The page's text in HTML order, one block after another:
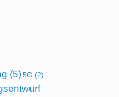
(5) 5G (2)